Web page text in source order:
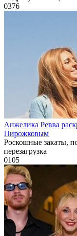
0376
Анжелика Ревва
Пирожковым
Роскошные закаты,
перезагрузка
0105